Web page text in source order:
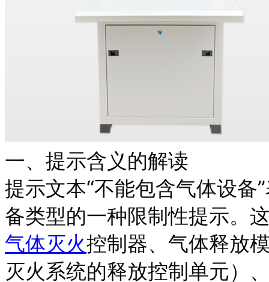
一、提示含义的解读
提示文本“不能包含气体设备
备类型的一种限制性提示。
气体灭火控制器、气体释放
灭火系统的释放控制单元）